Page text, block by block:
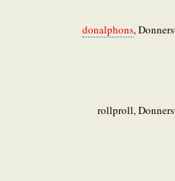
donalphons,
rollproll,